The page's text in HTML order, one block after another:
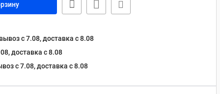
с 7.08, доставка c 8.08
доставка c 8.08
с 7.08, доставка c 8.08